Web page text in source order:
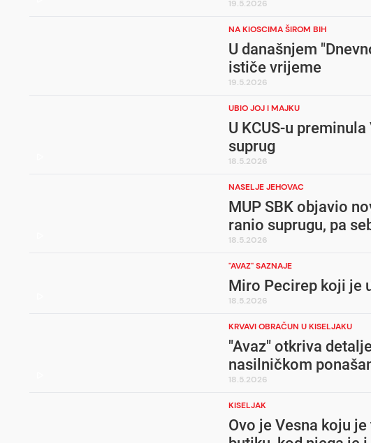
19.5.2026
NA KIOSCIMA ŠIROM BIH
U današnjem
ističe vrijeme
19.5.2026
UBIO JOJ I MAJKU
U KCUS-u
suprug
18.5.2026
NASELJE JEHOVAC
MUP SBK objavio
ranio suprugu, pa
18.5.2026
"AVAZ" SAZNAJE
Miro Pecirep koji je
18.5.2026
KRVAVI OBRAČUN U KISELJAKU
"Avaz" otkriva
nasilničkom
18.5.2026
KISELJAK
Ovo je Vesna koju